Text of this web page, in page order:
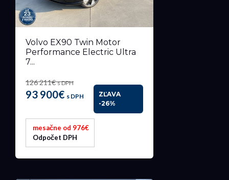
Volvo EX90 Twin Motor
Performance Electric Ultra
7...
126 211€s DPH
93 900€ s DPH
ZĽAVA
-26%
mesačne od 976€
Odpočet DPH